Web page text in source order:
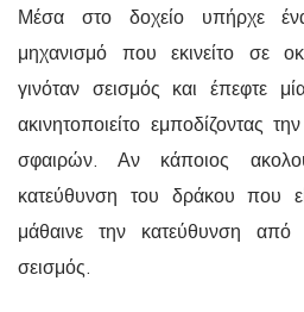
Μέσα στο δοχείο υπήρχε
μηχανισμό που εκινείτο σε
γινόταν σεισμός και έπεφτε
ακινητοποιείτο εμποδίζοντας
σφαιρών. Αν κάποιος
κατεύθυνση του δράκου που
μάθαινε την κατεύθυνση
σεισμός.